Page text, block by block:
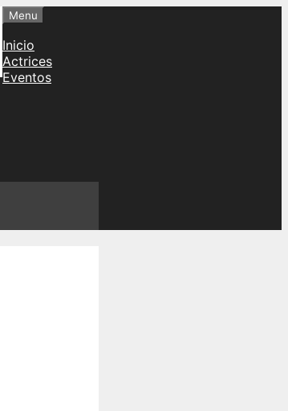
Menu
Inicio
Actrices
Eventos